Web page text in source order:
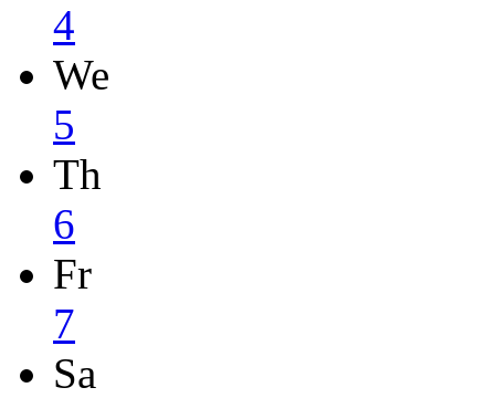
4
We
5
Th
6
Fr
7
Sa